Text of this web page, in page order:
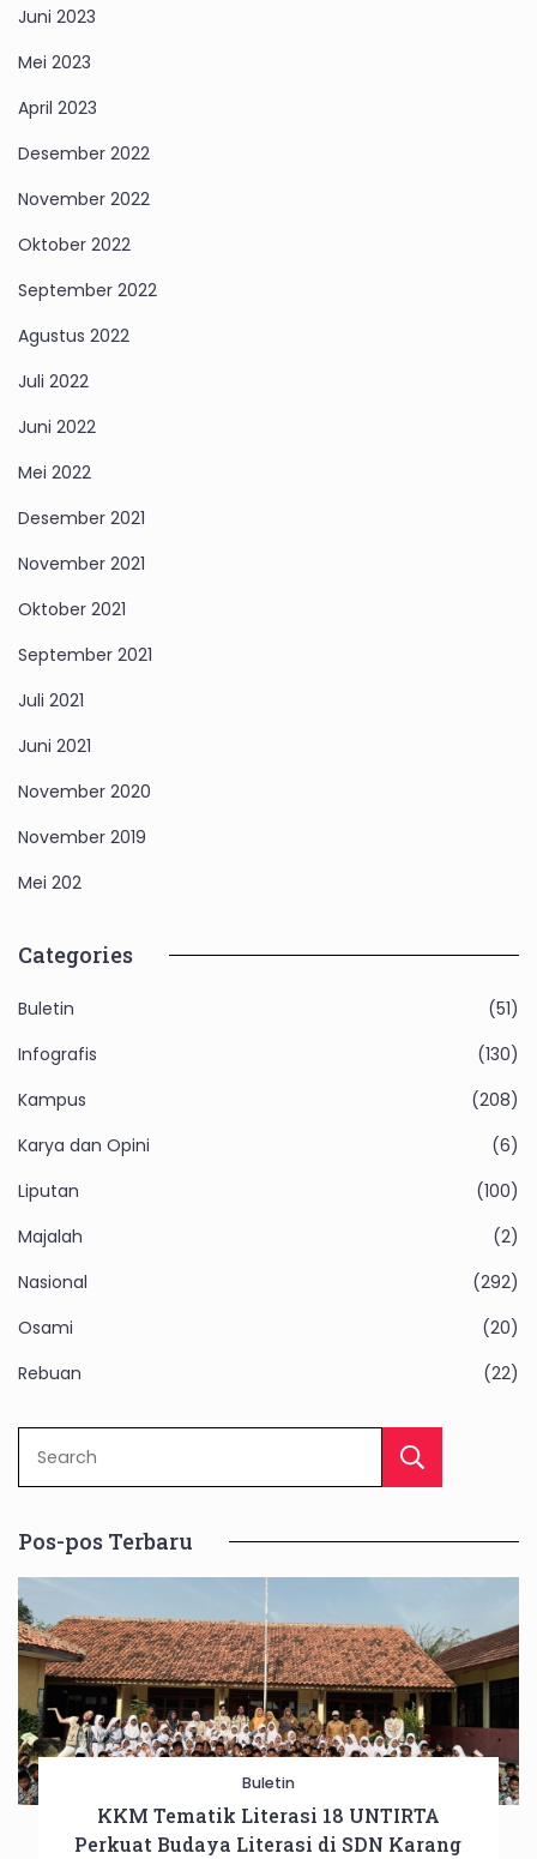
Juni 2023
Mei 2023
April 2023
Desember 2022
November 2022
Oktober 2022
September 2022
Agustus 2022
Juli 2022
Juni 2022
Mei 2022
Desember 2021
November 2021
Oktober 2021
September 2021
Juli 2021
Juni 2021
November 2020
November 2019
Mei 202
Categories
Buletin
(51)
Infografis
(130)
Kampus
(208)
Karya dan Opini
(6)
Liputan
(100)
Majalah
(2)
Nasional
(292)
Osami
(20)
Rebuan
(22)
Pos-pos Terbaru
Buletin
KKM Tematik Literasi 18 UNTIRTA
Perkuat Budaya Literasi di SDN Karang